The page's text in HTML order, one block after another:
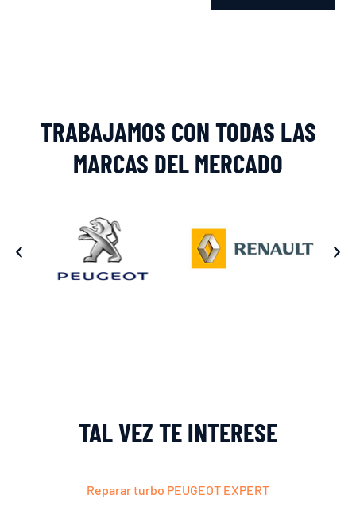
TRABAJAMOS CON TODAS LAS
MARCAS DEL MERCADO
TAL VEZ TE INTERESE
Reparar turbo PEUGEOT EXPERT